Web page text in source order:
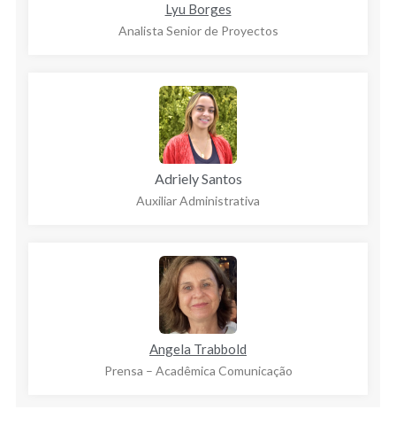
Lyu Borges
Analista Senior de Proyectos
Adriely Santos
Auxiliar Administrativa
Angela Trabbold
Prensa – Acadêmica Comunicação